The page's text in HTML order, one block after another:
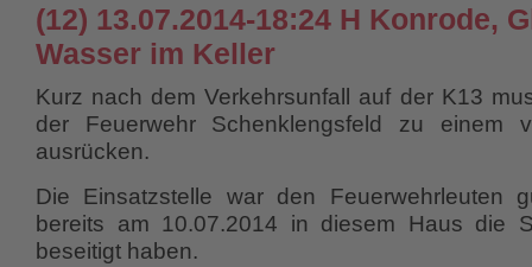
(12) 13.07.2014-18:24 H Konrode,
Wasser im Keller
Kurz nach dem Verkehrsunfall auf der K13
der Feuerwehr Schenklengsfeld zu einem
ausrücken.
Die Einsatzstelle war den Feuerwehrleuten
bereits am 10.07.2014 in diesem Haus die
beseitigt haben.